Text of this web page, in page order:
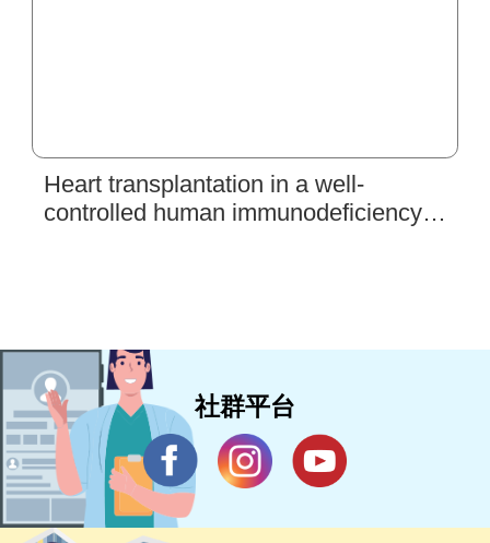
Heart transplantation in a well-
controlled human immunodeficiency
社群平台